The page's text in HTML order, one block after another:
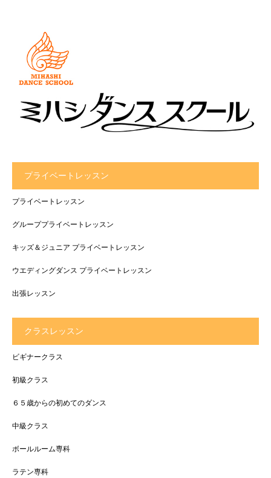
プライベートレッスン
プライベートレッスン
グループプライベートレッスン
キッズ＆ジュニア プライベートレッスン
ウエディングダンス プライベートレッスン
出張レッスン
クラスレッスン
ビギナークラス
初級クラス
６５歳からの初めてのダンス
中級クラス
ボールルーム専科
ラテン専科